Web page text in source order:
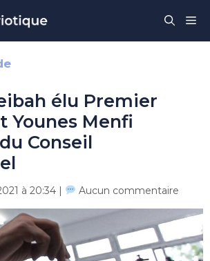
élu Premier
Younes Menfi
Conseil
à 20:34 | Aucun commentaire